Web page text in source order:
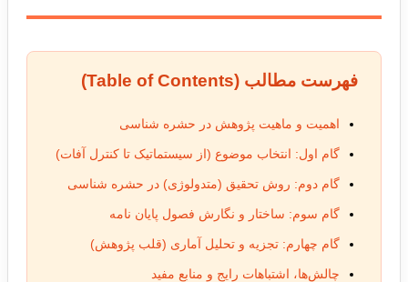
فهرست مطالب (Table of Contents)
اهمیت و ماهیت پژوهش در حشره شناسی
گام اول: انتخاب موضوع (از سیستماتیک تا کنترل آفات)
گام دوم: روش تحقیق (متدولوژی) در حشره شناسی
گام سوم: ساختار و نگارش فصول پایان نامه
گام چهارم: تجزیه و تحلیل آماری (قلب پژوهش)
چالش‌ها، اشتباهات رایج و منابع مفید